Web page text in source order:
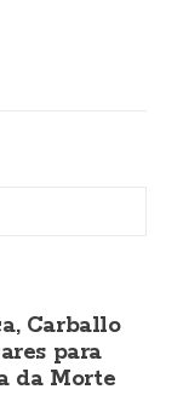
Carballo
para
da Morte